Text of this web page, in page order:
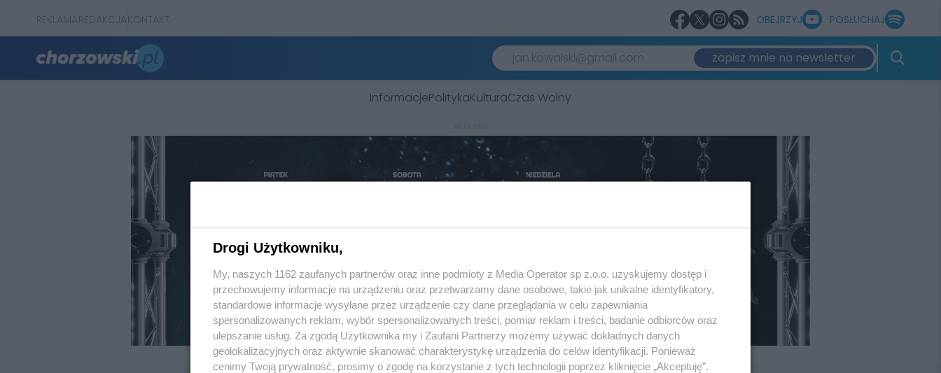
REKLAMAREDAKCJAKONTAKT OBEJRZYJ POSŁUCHAJ
zapisz mnie na newsletter
InformacjePolitykaKulturaCzas Wolny
Drogi Użytkowniku,
My, naszych 1162 zaufanych partnerów oraz inne podmioty z Media Operator sp z.o.o. uzyskujemy dostęp i
przechowujemy informacje na urządzeniu oraz przetwarzamy dane osobowe, takie jak unikalne identyfikatory,
standardowe informacje wysyłane przez urządzenie czy dane przeglądania w celu zapewniania
spersonalizowanych reklam, wybór spersonalizowanych treści, pomiar reklam i treści, badanie odbiorców oraz
ulepszanie usług. Za zgodą Użytkownika my i Zaufani Partnerzy możemy używać dokładnych danych
geolokalizacyjnych oraz aktywnie skanować charakterystykę urządzenia do celów identyfikacji. Ponieważ
cenimy Twoją prywatność, prosimy o zgodę na korzystanie z tych technologii poprzez kliknięcie „Akceptuję”.